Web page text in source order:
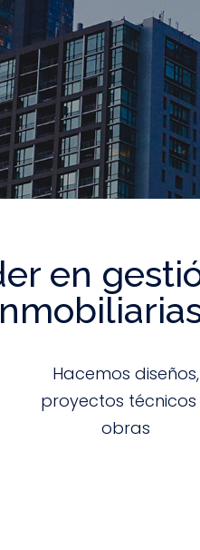
en
Hacemos diseños,
proyectos técnicos
obras